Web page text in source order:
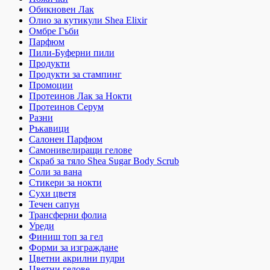
Обикновен Лак
Олио за кутикули Shea Elixir
Омбре Гъби
Парфюм
Пили-Буферни пили
Продукти
Продукти за стампинг
Промоции
Протеинов Лак за Нокти
Протеинов Серум
Разни
Ръкавици
Салонен Парфюм
Самонивелиращи гелове
Скраб за тяло Shea Sugar Body Scrub
Соли за вана
Стикери за нокти
Сухи цветя
Течен сапун
Трансферни фолиа
Уреди
Финиш топ за гел
Форми за изграждане
Цветни акрилни пудри